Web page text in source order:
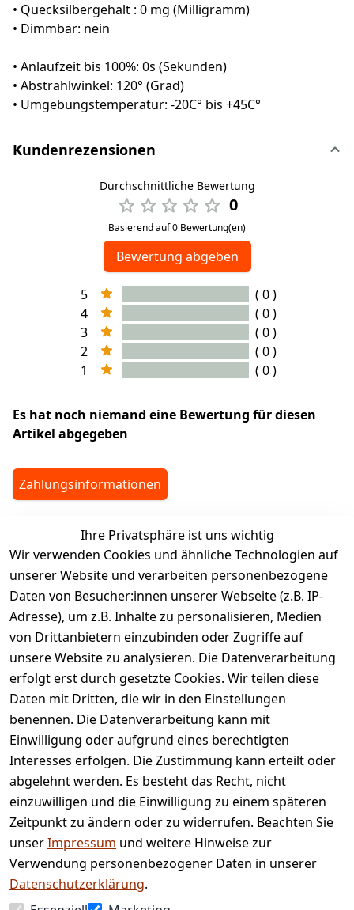
• Quecksilbergehalt : 0 mg (Milligramm)
• Dimmbar: nein
• Anlaufzeit bis 100%: 0s (Sekunden)
• Abstrahlwinkel: 120° (Grad)
• Umgebungstemperatur: -20C° bis +45C°
Kundenrezensionen
Durchschnittliche Bewertung
0
Basierend auf 0 Bewertung(en)
Bewertung abgeben
5
( 0 )
4
( 0 )
3
( 0 )
2
( 0 )
1
( 0 )
Es hat noch niemand eine Bewertung für diesen
Artikel abgegeben
Zahlungsinformationen
legalDetails
Ihre Privatsphäre ist uns wichtig
Wir verwenden Cookies und ähnliche Technologien auf
unserer Website und verarbeiten personenbezogene
Daten von Besucher:innen unserer Webseite (z.B. IP-
Adresse), um z.B. Inhalte zu personalisieren, Medien
von Drittanbietern einzubinden oder Zugriffe auf
unsere Website zu analysieren. Die Datenverarbeitung
erfolgt erst durch gesetzte Cookies. Wir teilen diese
Daten mit Dritten, die wir in den Einstellungen
benennen. Die Datenverarbeitung kann mit
Einwilligung oder aufgrund eines berechtigten
Interesses erfolgen. Die Zustimmung kann erteilt oder
abgelehnt werden. Es besteht das Recht, nicht
einzuwilligen und die Einwilligung zu einem späteren
Zeitpunkt zu ändern oder zu widerrufen. Beachten Sie
unserImpressum und weitere Hinweise zur
Verwendung personenbezogener Daten in unserer
Datenschutzerklärung.
Rechtliches
AGB
Impressum
Datenschutze
rklärung
Barrierefreihe
itserklärung
Widerrufsrec
ht
Services
Kontakt
Registrieren
Retourenpo
rtal
Vertrag
widerrufen